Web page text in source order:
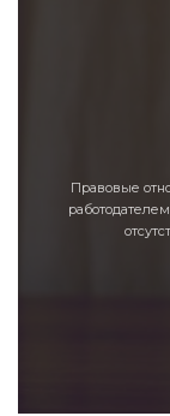
Правовые